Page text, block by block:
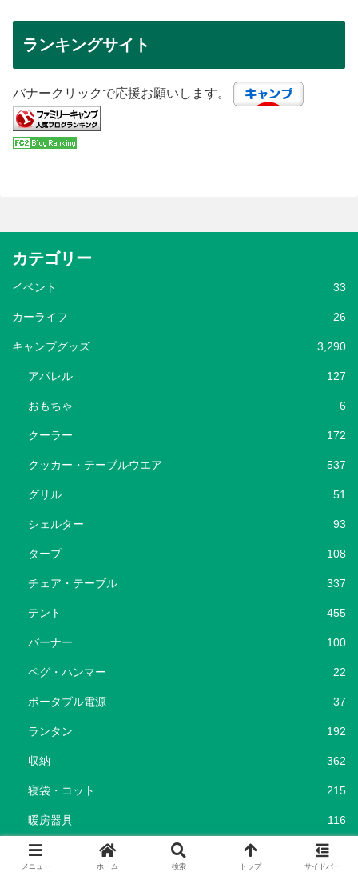
ランキングサイト
バナークリックで応援お願いします。
カテゴリー
イベント 33
カーライフ 26
キャンプグッズ 3,290
アパレル 127
おもちゃ 6
クーラー 172
クッカー・テーブルウエア 537
グリル 51
シェルター 93
タープ 108
チェア・テーブル 337
テント 455
バーナー 100
ペグ・ハンマー 22
ポータブル電源 37
ランタン 192
収納 362
寝袋・コット 215
暖房器具 116
焚き火台・ナイフ・斧 201
メニュー ホーム 検索 トップ サイドバー